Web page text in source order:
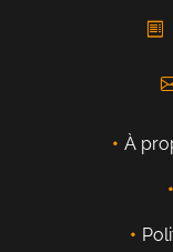
À